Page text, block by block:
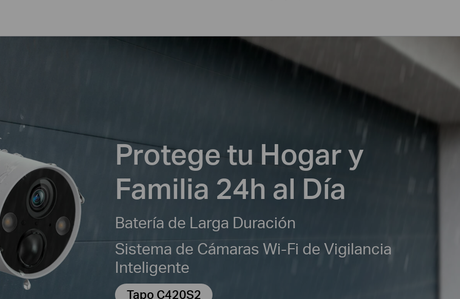
Protege tu Hogar y
Familia 24h al Día
Batería de Larga Duración
Sistema de Cámaras Wi-Fi de Vigilancia
Inteligente
Tapo C420S2